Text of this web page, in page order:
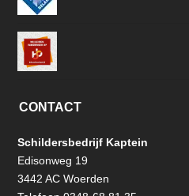
CONTACT
Schildersbedrijf Kaptein
Edisonweg 19
3442 AC Woerden